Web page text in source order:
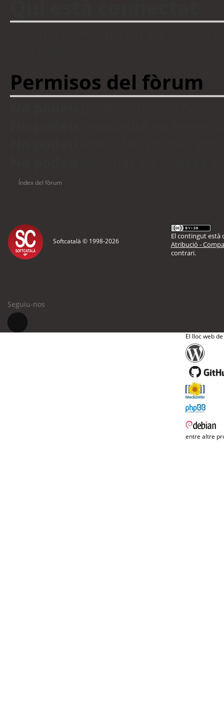
Permisos del fòrum
Índex del fòrum
Softcatalà © 1998-2026
El contingut està
Atribució -
contrari.
Seguiu-nos
El lloc web
entre altre